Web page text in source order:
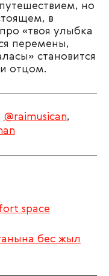
но
в
«твоя улыбка
перемены,
становится
отцом.
@raimusican,
space
бес жыл